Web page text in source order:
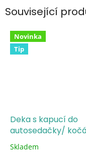
Související
Novinka
Tip
Deka s kapucí do
autosedačky/
Boucle - béžová
Průměrné
Skladem